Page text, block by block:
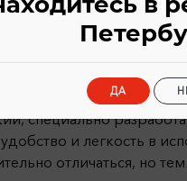
специально
и легкость в
отличаться, но
ДА